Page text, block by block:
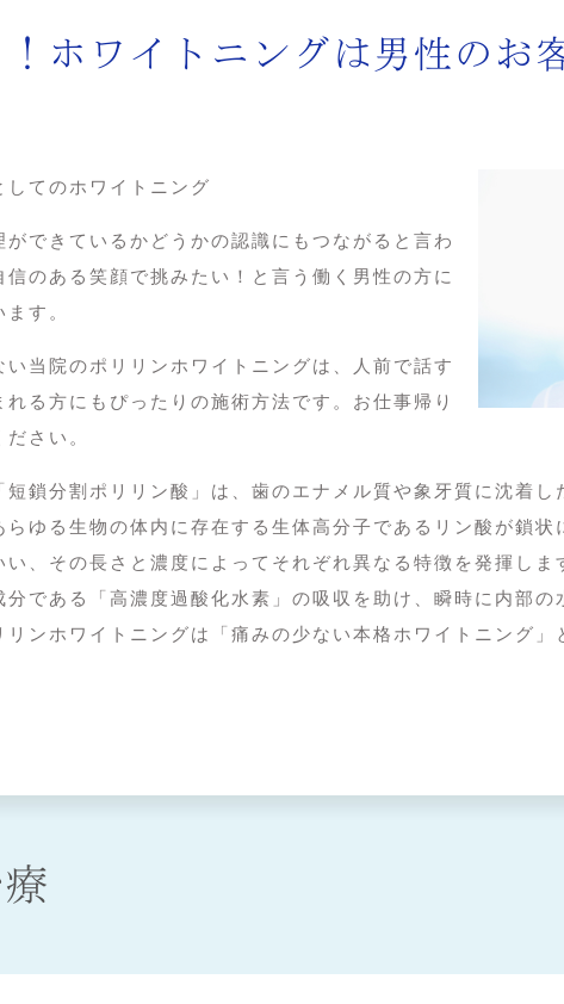
ホワイトニングは男性のお
てのホワイトニング
できているかどうかの認識にもつながると言わ
のある笑顔で挑みたい！と言う働く男性の方に
す。
当院のポリリンホワイトニングは、人前で話す
る方にもぴったりの施術方法です。お仕事帰り
さい。
鎖分割ポリリン酸」は、歯のエナメル質や象牙質に沈着し
ゆる生物の体内に存在する生体高分子であるリン酸が鎖状
、その長さと濃度によってそれぞれ異なる特徴を発揮しま
である「高濃度過酸化水素」の吸収を助け、瞬時に内部の
ンホワイトニングは「痛みの少ない本格ホワイトニング」